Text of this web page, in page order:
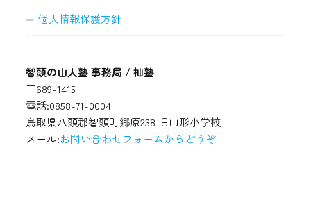
個人情報保護方針
智頭の山人塾 事務局 / 杣塾
〒689-1415
電話:0858-71-0004
鳥取県八頭郡智頭町郷原238 旧山形小学校
メール:お問い合わせフォームからどうぞ